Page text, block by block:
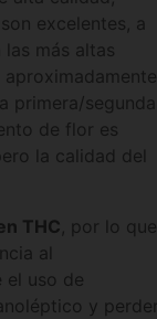
excelentes, a
más altas
primera/segunda
de flor es
la calidad del
THC, por lo que
al
el uso de
y perder